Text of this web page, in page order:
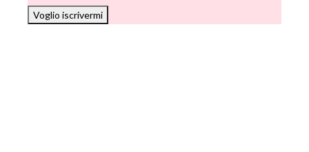
Voglio iscrivermi